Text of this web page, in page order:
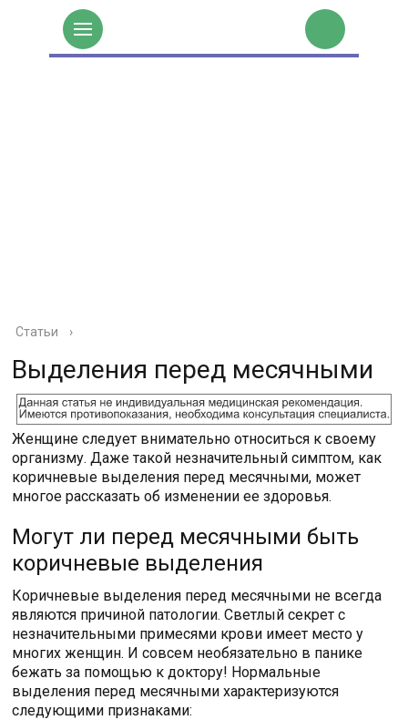
Статьи ›
Выделения перед месячными
Женщине следует внимательно относиться к своему
организму. Даже такой незначительный симптом, как
коричневые выделения перед месячными, может
многое рассказать об изменении ее здоровья.
Могут ли перед месячными быть
коричневые выделения
Коричневые выделения перед месячными не всегда
являются причиной патологии. Светлый секрет с
незначительными примесями крови имеет место у
многих женщин. И совсем необязательно в панике
бежать за помощью к доктору! Нормальные
выделения перед месячными характеризуются
следующими признаками: